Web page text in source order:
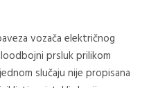
vozača električnog
prsluk prilikom
slučaju nije propisana